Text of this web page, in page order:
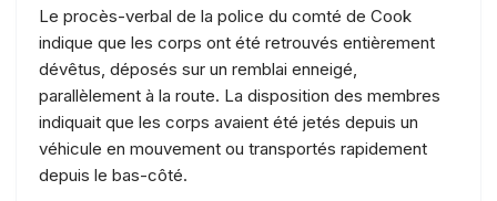
Le procès-verbal de la police du comté de Cook
indique que les corps ont été retrouvés entièrement
dévêtus, déposés sur un remblai enneigé,
parallèlement à la route. La disposition des membres
indiquait que les corps avaient été jetés depuis un
véhicule en mouvement ou transportés rapidement
depuis le bas-côté.